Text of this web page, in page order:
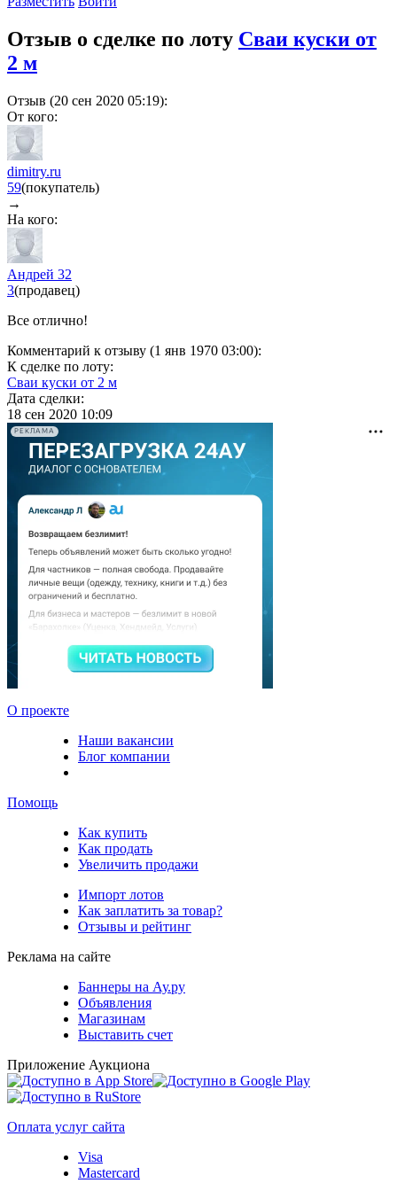
Отзыв о сделке по лоту Сваи куски от
2 м
Отзыв (20 сен 2020 05:19):
От кого:
dimitry.ru
59(покупатель)
→
На кого:
Андрей 32
3(продавец)
Все отлично!
Комментарий к отзыву (1 янв 1970 03:00):
К сделке по лоту:
Сваи куски от 2 м
Дата сделки:
18 сен 2020 10:09
РЕКЛАМА
О проекте
Наши вакансии
Блог компании
Помощь
Как купить
Как продать
Увеличить продажи
Импорт лотов
Как заплатить за товар?
Отзывы и рейтинг
Реклама на сайте
Баннеры на Ау.ру
Объявления
Магазинам
Выставить счет
Приложение Аукциона
Оплата услуг сайта
Visa
Mastercard